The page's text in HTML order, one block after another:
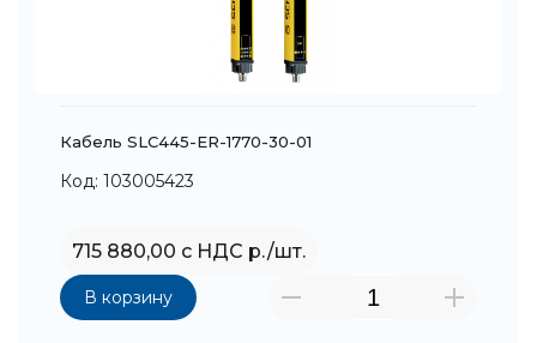
Кабель SLC445-ER-1770-30-01
Код: 103005423
715 880,00 с НДС р./шт.
В корзину